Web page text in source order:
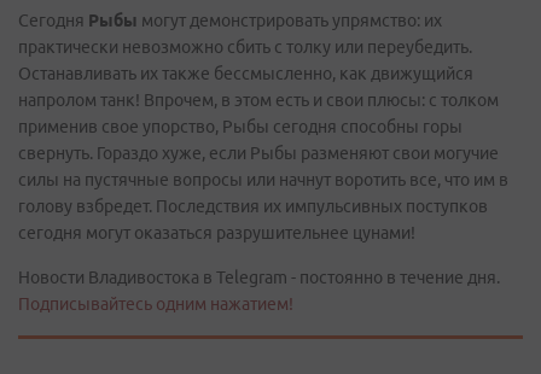
Сегодня Рыбы могут демонстрировать упрямство: их
практически невозможно сбить с толку или переубедить.
Останавливать их также бессмысленно, как движущийся
напролом танк! Впрочем, в этом есть и свои плюсы: с толком
применив свое упорство, Рыбы сегодня способны горы
свернуть. Гораздо хуже, если Рыбы разменяют свои могучие
силы на пустячные вопросы или начнут воротить все, что им в
голову взбредет. Последствия их импульсивных поступков
сегодня могут оказаться разрушительнее цунами!
Новости Владивостока в Telegram - постоянно в течение дня.
Подписывайтесь одним нажатием!